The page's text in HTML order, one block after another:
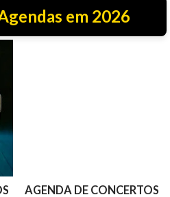
em 2026
AGENDA DE CONCERTOS